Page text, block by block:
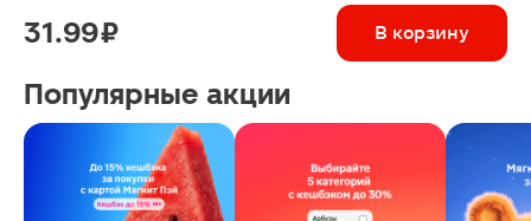
31.99 ₽ В корзину
Популярные акции